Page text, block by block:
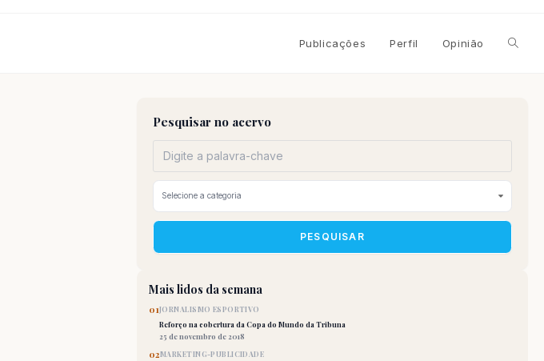
Publicações Perfil Opinião
site
Pesquisar no acervo
PESQUISAR
Mais lidos da semana
01JORNALISMO ESPORTIVO
Reforço na cobertura da Copa do Mundo da Tribuna
25 de novembro de 2018
02MARKETING-PUBLICIDADE